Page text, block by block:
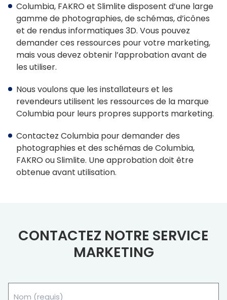
Columbia, FAKRO et Slimlite disposent d’une large
gamme de photographies, de schémas, d’icônes
et de rendus informatiques 3D. Vous pouvez
demander ces ressources pour votre marketing,
mais vous devez obtenir l’approbation avant de
les utiliser.
Nous voulons que les installateurs et les
revendeurs utilisent les ressources de la marque
Columbia pour leurs propres supports marketing.
Contactez Columbia pour demander des
photographies et des schémas de Columbia,
FAKRO ou Slimlite. Une approbation doit être
obtenue avant utilisation.
CONTACTEZ NOTRE SERVICE
MARKETING